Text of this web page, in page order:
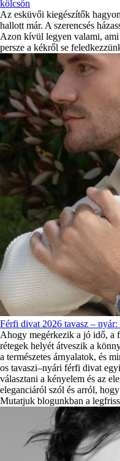
kölcsön
Az esküvői kiegészítők
hallott már. A szerencsés
Azon kívül legyen valami,
persze a kékről se
Férfi divat 2026 tavasz –
Ahogy megérkezik a jó idő, a
rétegek helyét átveszik a
a természetes árnyalatok, és
os tavaszi–nyári férfi divat
választani a kényelem és az
eleganciáról szól és arról,
Mutatjuk blogunkban a